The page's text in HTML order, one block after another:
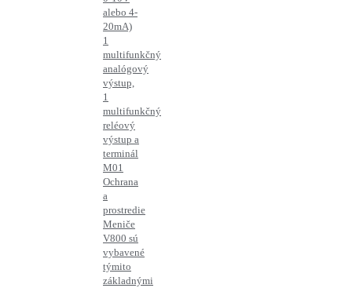
alebo 4-
20mA)
1
multifunkčný
analógový
výstup,
1
multifunkčný
reléový
výstup a
terminál
M01
Ochrana
a
prostredie
Meniče
V800 sú
vybavené
týmito
základnými